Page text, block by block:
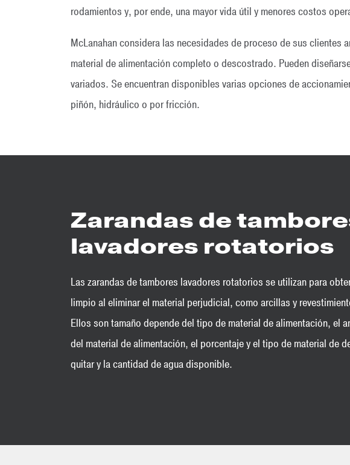
rodamientos y, por ende, una mayor vida útil y menores costos
McLanahan considera las necesidades de proceso de sus
material de alimentación completo o descostrado. Pueden
variados. Se encuentran disponibles varias opciones de
piñón, hidráulico o por fricción.
Zarandas de
lavadores rotatorios
Las zarandas de tambores lavadores rotatorios se utilizan para
limpio al eliminar el material perjudicial, como arcillas y
Ellos son tamaño depende del tipo de material de alimentación, el
del material de alimentación, el porcentaje y el tipo de material de
quitar y la cantidad de agua disponible.